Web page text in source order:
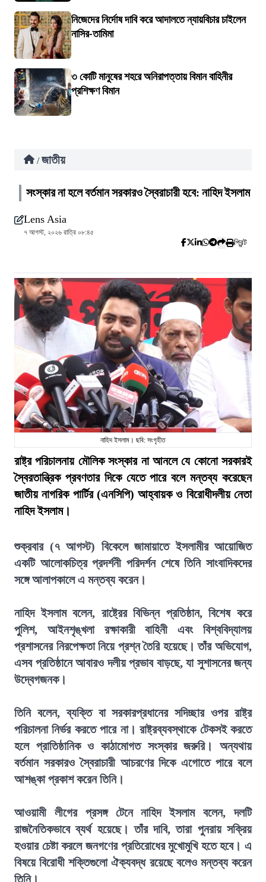
নিজেদের নির্দোষ দাবি করে আদালতে ন্যায়বিচার চাইলেন
নাসির-তামিমা
৩ কোটি মানুষের শহরে অনিরাপত্তায় বিমান বাহিনীর
প্রশিক্ষণ বিমান
/ জাতীয়
সংস্কার না হলে বর্তমান সরকারও স্বৈরাচারী হবে: নাহিদ ইসলাম
Lens Asia
৭ আগস্ট, ২০২৬ রাত্রি ০৮:৪৫
প্রিন্ট
নাহিদ ইসলাম। ছবি: সংগৃহীত
রাষ্ট্র পরিচালনায় মৌলিক সংস্কার না আনলে যে কোনো সরকারই
স্বৈরতান্ত্রিক প্রবণতার দিকে যেতে পারে বলে মন্তব্য করেছেন
জাতীয় নাগরিক পার্টির (এনসিপি) আহ্বায়ক ও বিরোধীদলীয় নেতা
নাহিদ ইসলাম।
শুক্রবার (৭ আগস্ট) বিকেলে জামায়াতে ইসলামীর আয়োজিত
একটি আলোকচিত্র প্রদর্শনী পরিদর্শন শেষে তিনি সাংবাদিকদের
সঙ্গে আলাপকালে এ মন্তব্য করেন।
নাহিদ ইসলাম বলেন, রাষ্ট্রের বিভিন্ন প্রতিষ্ঠান, বিশেষ করে
পুলিশ, আইনশৃঙ্খলা রক্ষাকারী বাহিনী এবং বিশ্ববিদ্যালয়
প্রশাসনের নিরপেক্ষতা নিয়ে প্রশ্ন তৈরি হয়েছে। তাঁর অভিযোগ,
এসব প্রতিষ্ঠানে আবারও দলীয় প্রভাব বাড়ছে, যা সুশাসনের জন্য
উদ্বেগজনক।
তিনি বলেন, ব্যক্তি বা সরকারপ্রধানের সদিচ্ছার ওপর রাষ্ট্র
পরিচালনা নির্ভর করতে পারে না। রাষ্ট্রব্যবস্থাকে টেকসই করতে
হলে প্রাতিষ্ঠানিক ও কাঠামোগত সংস্কার জরুরি। অন্যথায়
বর্তমান সরকারও স্বৈরাচারী আচরণের দিকে এগোতে পারে বলে
আশঙ্কা প্রকাশ করেন তিনি।
আওয়ামী লীগের প্রসঙ্গ টেনে নাহিদ ইসলাম বলেন, দলটি
রাজনৈতিকভাবে ব্যর্থ হয়েছে। তাঁর দাবি, তারা পুনরায় সক্রিয়
হওয়ার চেষ্টা করলে জনগণের প্রতিরোধের মুখোমুখি হতে হবে। এ
বিষয়ে বিরোধী শক্তিগুলো ঐক্যবদ্ধ রয়েছে বলেও মন্তব্য করেন
তিনি।